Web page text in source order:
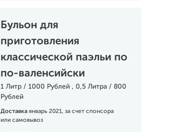
Бульон для
приготовления
классической паэльи по
по-валенсийски
1 Литр / 1000 Рублей , 0,5 Литра / 800
Рублей
Доставка январь 2021, за счет спонсора
или самовывоз